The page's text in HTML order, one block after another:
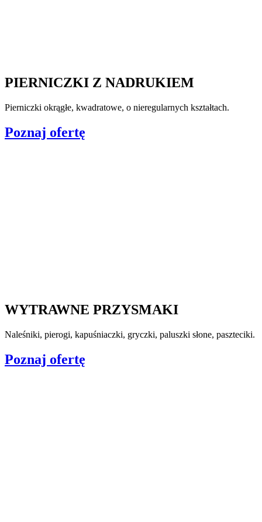
PIERNICZKI Z NADRUKIEM
Pierniczki okrągłe, kwadratowe, o nieregularnych kształtach.
Poznaj ofertę
WYTRAWNE PRZYSMAKI
Naleśniki, pierogi, kapuśniaczki, gryczki, paluszki słone, paszteciki.
Poznaj ofertę